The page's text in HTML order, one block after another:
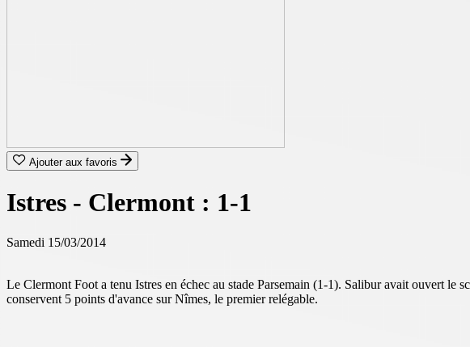
Ajouter aux favoris
Istres - Clermont : 1-1
Samedi 15/03/2014
Le Clermont Foot a tenu Istres en échec au stade Parsemain (1-1). Salibur avait ouvert le
conservent 5 points d'avance sur Nîmes, le premier relégable.